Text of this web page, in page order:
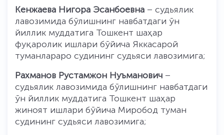
Кенжаева Нигора Эсанбоевна – судьялик
лавозимида бўлишнинг навбатдаги ўн
йиллик муддатига Тошкент шаҳар
фуқаролик ишлари бўйича Яккасарой
туманлараро судининг судьяси лавозимига;
Рахманов Рустамжон Нуъманович –
судьялик лавозимида бўлишнинг навбатдаги
ўн йиллик муддатига Тошкент шаҳар
жиноят ишлари бўйича Миробод туман
судининг судьяси лавозимига;